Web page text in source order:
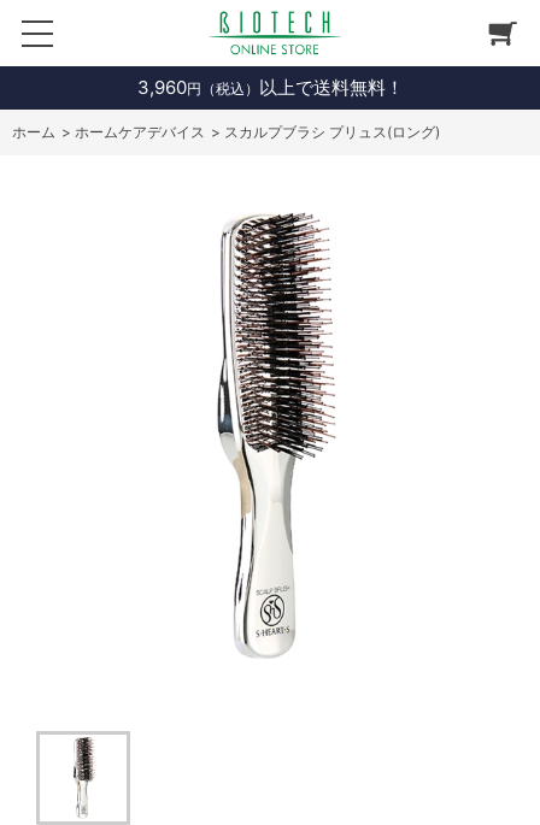
3,960円（税込） 以上で送料無料！
ホーム > ホームケアデバイス > スカルプブラシ プリュス(ロング)